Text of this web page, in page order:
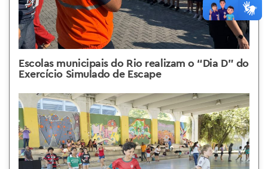
Escolas municipais do Rio realizam o “Dia D” do
Exercício Simulado de Escape